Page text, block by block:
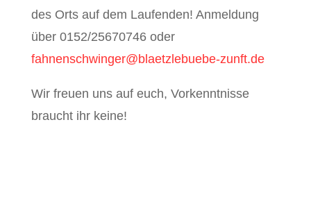
des Orts auf dem Laufenden! Anmeldung
über 0152/25670746 oder
fahnenschwinger@blaetzlebuebe-zunft.de
Wir freuen uns auf euch, Vorkenntnisse
braucht ihr keine!